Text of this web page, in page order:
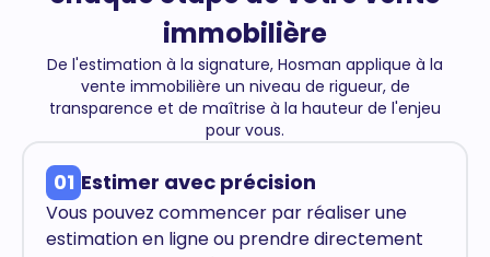
immobilière
De l'estimation à la signature, Hosman applique à la
vente immobilière un niveau de rigueur, de
transparence et de maîtrise à la hauteur de l'enjeu
pour vous.
01 Estimer avec précision
Vous pouvez commencer par réaliser une
estimation en ligne ou prendre directement